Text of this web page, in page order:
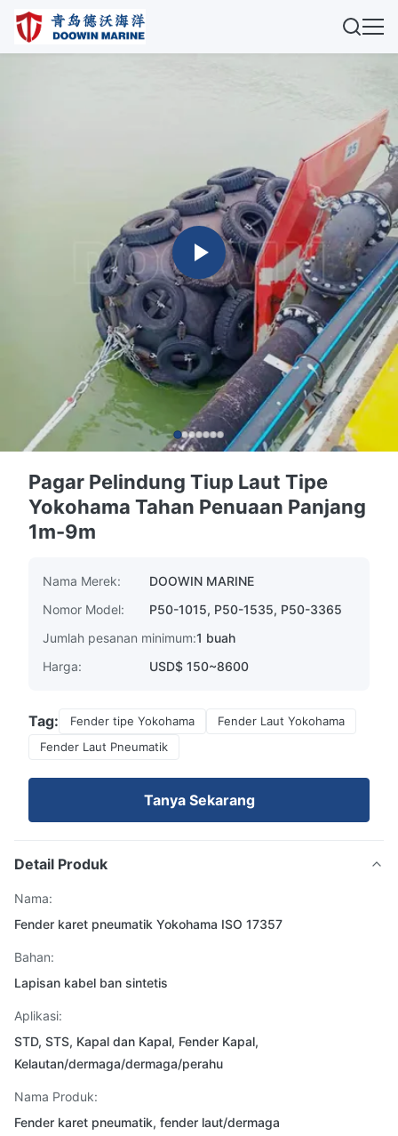
Pagar Pelindung Tiup Laut Tipe
Yokohama Tahan Penuaan Panjang
1m-9m
Nama Merek:
DOOWIN MARINE
Nomor Model:
P50-1015, P50-1535, P50-3365
Jumlah pesanan minimum:1 buah
Harga:
USD$ 150~8600
Tag: Fender tipe Yokohama
Fender Laut Yokohama
Fender Laut Pneumatik
Tanya Sekarang
Detail Produk
Nama:
Fender karet pneumatik Yokohama ISO 17357
Bahan:
Lapisan kabel ban sintetis
Aplikasi:
STD, STS, Kapal dan Kapal, Fender Kapal,
Kelautan/dermaga/dermaga/perahu
Nama Produk:
Fender karet pneumatik, fender laut/dermaga